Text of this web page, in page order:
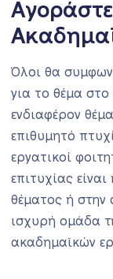
Όλοι θα
για το θέμα στο
ενδιαφέρον
επιθυμητό
εργατικοί
επιτυχίας
θέματος ή στην
ισχυρή ομάδα
ακαδημαϊκών